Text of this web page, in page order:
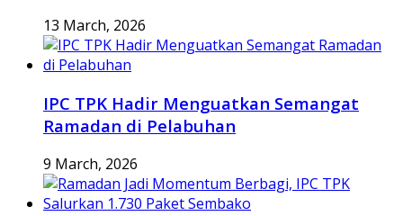
13 March, 2026
IPC TPK Hadir Menguatkan Semangat
Ramadan di Pelabuhan
9 March, 2026